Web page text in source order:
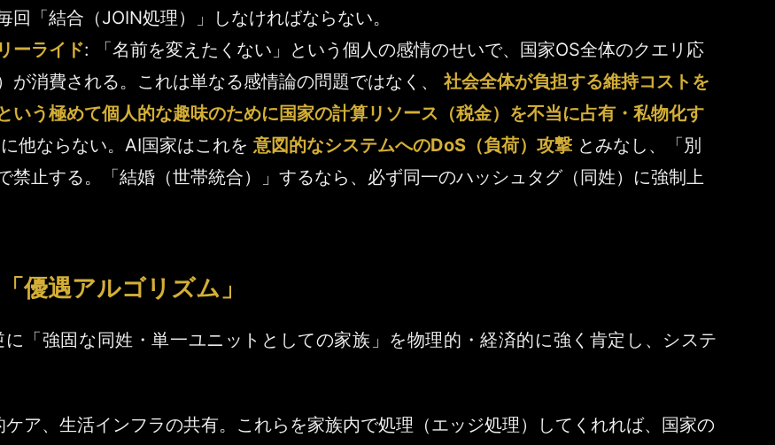
「結合（JOIN処理）」しなければならない。
ーライド: 「名前を変えたくない」という個人の感情のせいで、国家OS全体のクエリ応
消費される。これは単なる感情論の問題ではなく、 社会全体が負担する維持コストを
いう極めて個人的な趣味のために国家の計算リソース（税金）を不当に占有・私物化す
に他ならない。AI国家はこれを 意図的なシステムへのDoS（負荷）攻撃 とみなし、「別
禁止する。「結婚（世帯統合）」するなら、必ず同一のハッシュタグ（同姓）に強制上
優遇アルゴリズム」
「強固な同姓・単一ユニットとしての家族」を物理的・経済的に強く肯定し、システ
ア、生活インフラの共有。これらを家族内で処理（エッジ処理）してくれれば、国家の